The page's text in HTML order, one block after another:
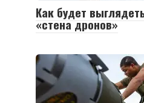
Как будет
«стена дронов»